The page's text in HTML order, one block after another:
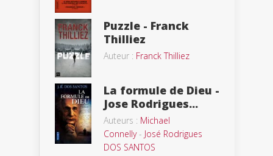
Puzzle - Franck
Thilliez
Auteur : Franck Thilliez
La formule de Dieu -
Jose Rodrigues...
Auteurs : Michael
Connelly- José Rodrigues
DOS SANTOS